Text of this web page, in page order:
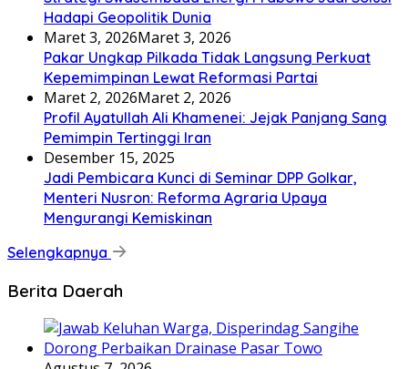
Hadapi Geopolitik Dunia
Maret 3, 2026Maret 3, 2026
Pakar Ungkap Pilkada Tidak Langsung Perkuat
Kepemimpinan Lewat Reformasi Partai
Maret 2, 2026Maret 2, 2026
Profil Ayatullah Ali Khamenei: Jejak Panjang Sang
Pemimpin Tertinggi Iran
Desember 15, 2025
Jadi Pembicara Kunci di Seminar DPP Golkar,
Menteri Nusron: Reforma Agraria Upaya
Mengurangi Kemiskinan
Selengkapnya
Berita Daerah